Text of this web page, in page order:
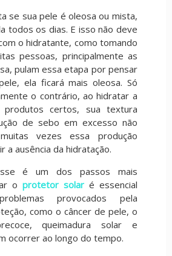
se sua pele é oleosa ou mista,
todos os dias. E isso não deve
o hidratante, como tomando
pessoas, principalmente as
pulam essa etapa por pensar
ela ficará mais oleosa. Só
o contrário, ao hidratar a
certos, sua textura
de sebo em excesso não
vezes essa produção
a ausência da hidratação.
é um dos passos mais
o protetor solaré essencial
provocados pela
como o câncer de pele, o
queimadura solar e
ocorrer ao longo do tempo.